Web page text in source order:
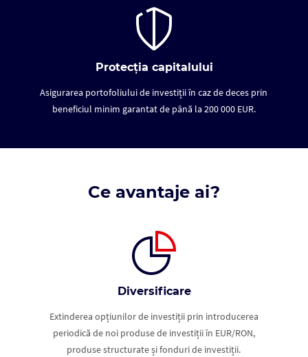
Protecția capitalului
Asigurarea portofoliului de investiții în caz de deces prin
beneficiul minim garantat de până la 200 000 EUR.
Ce avantaje ai?
Diversificare
Extinderea opțiunilor de investiții prin introducerea
periodică de noi produse de investiții în EUR/RON,
produse structurate și fonduri de investiții.